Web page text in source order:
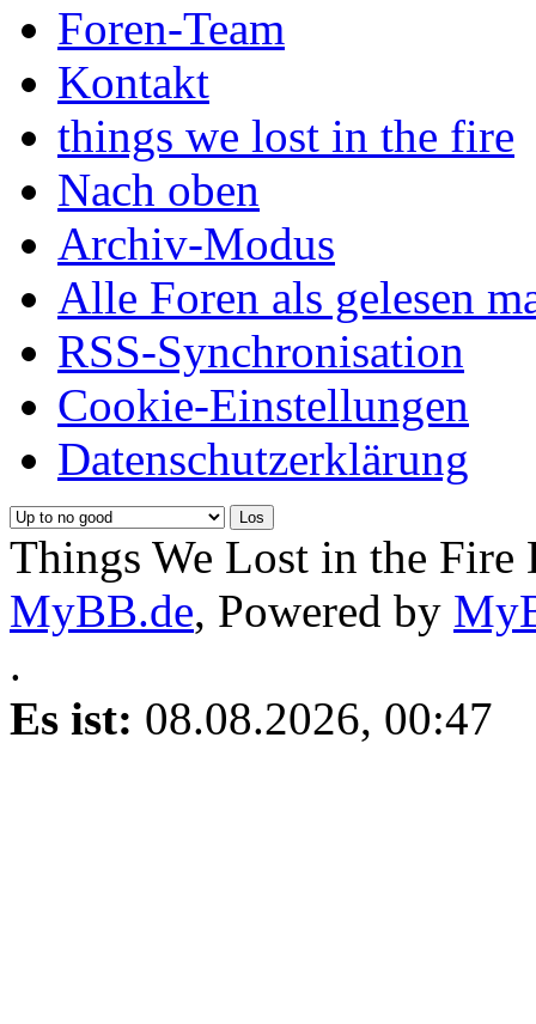
Foren-Team
Kontakt
things we lost in the fire
Nach oben
Archiv-Modus
Alle Foren als gelesen
RSS-Synchronisation
Cookie-Einstellungen
Datenschutzerklärung
Things We Lost in the Fire
MyBB.de, Powered by
.
Es ist: 08.08.2026, 00:47